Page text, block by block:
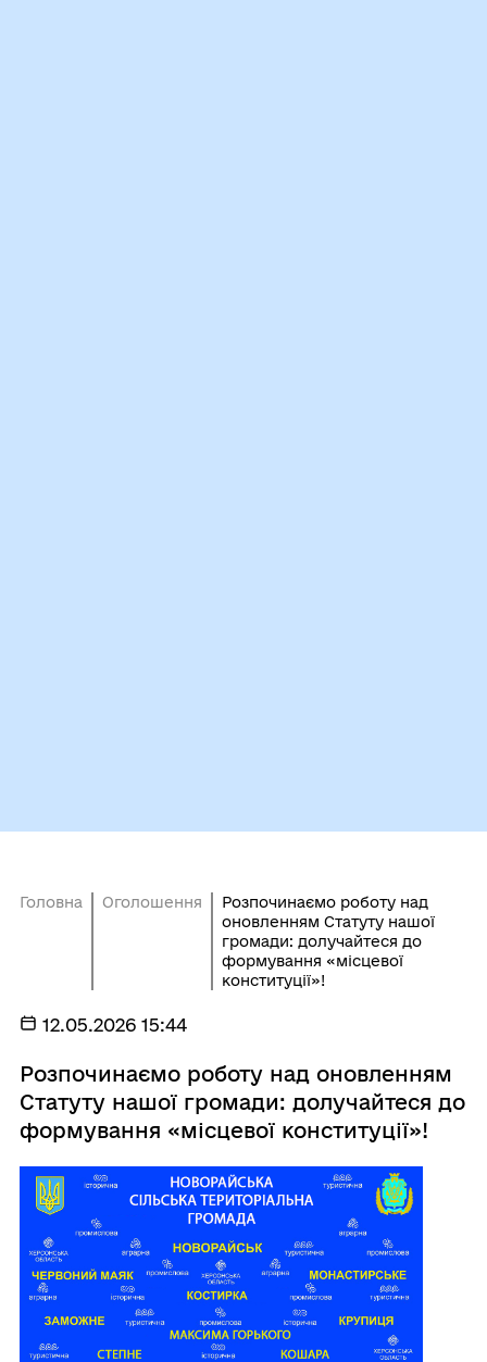
Головна Оголошення
Розпочинаємо роботу над
оновленням Статуту нашої
громади: долучайтеся до
формування «місцевої
конституції»!
12.05.2026 15:44
Розпочинаємо роботу над оновленням
Статуту нашої громади: долучайтеся до
формування «місцевої конституції»!